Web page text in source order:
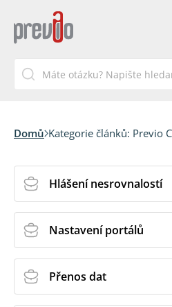
Domů Kategorie článků: Previo
Hlášení nesrovnalostí
Nastavení portálů
Přenos dat